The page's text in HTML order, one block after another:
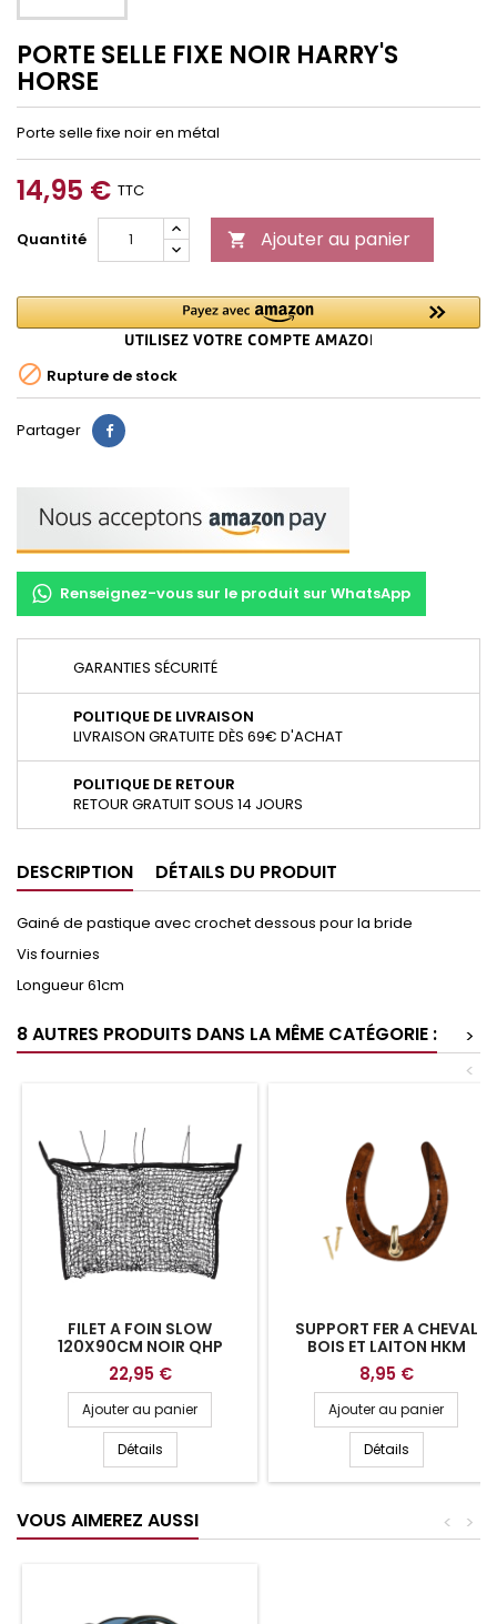
PORTE SELLE FIXE NOIR HARRY'S
HORSE
Porte selle fixe noir en métal
14,95 € TTC
Quantité  Ajouter au panier
 Rupture de stock
Partager
Renseignez-vous sur le produit sur WhatsApp
GARANTIES SÉCURITÉ
POLITIQUE DE LIVRAISON
LIVRAISON GRATUITE DÈS 69€ D'ACHAT
POLITIQUE DE RETOUR
RETOUR GRATUIT SOUS 14 JOURS
DESCRIPTION DÉTAILS DU PRODUIT
Gainé de pastique avec crochet dessous pour la bride
Vis fournies
Longueur 61cm
8 AUTRES PRODUITS DANS LA MÊME CATÉGORIE :
>
<
FILET A FOIN SLOW
120X90CM NOIR QHP
22,95 €
Ajouter au panier
Détails
SUPPORT FER A CHEVAL
BOIS ET LAITON HKM
8,95 €
Ajouter au panier
Détails
VOUS AIMEREZ AUSSI >
<